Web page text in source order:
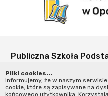
Publiczna Szkoła
ul. Kardynała
Pliki cookies...
Informujemy, że w naszym
cookie, które są zapisywane na
końcowego użytkownika.